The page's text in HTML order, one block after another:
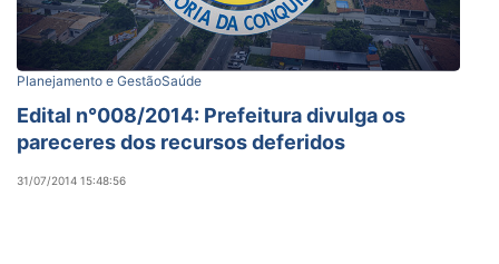
Planejamento e GestãoSaúde
Edital n°008/2014: Prefeitura divulga os
pareceres dos recursos deferidos
31/07/2014 15:48:56